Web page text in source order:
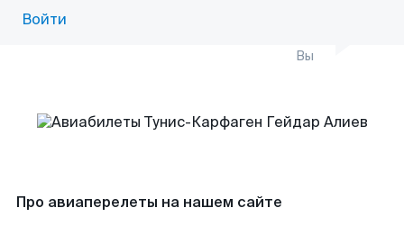
Войти
Вы
Про авиаперелеты на нашем сайте